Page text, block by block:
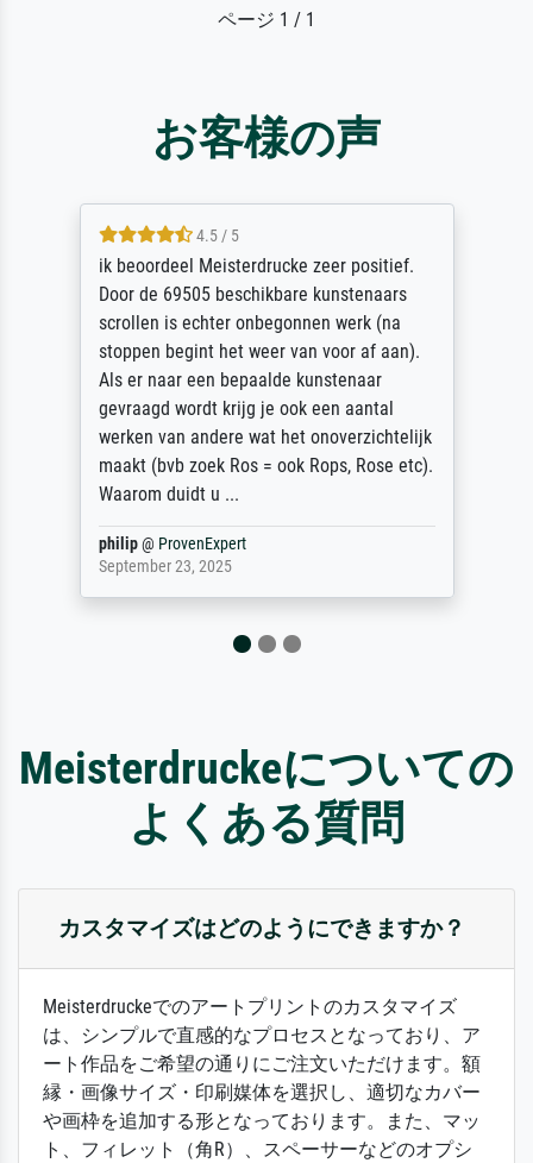
ページ 1 / 1
お客様の声
4.5 / 5
ik beoordeel Meisterdrucke zeer positief.
Door de 69505 beschikbare kunstenaars
scrollen is echter onbegonnen werk (na
stoppen begint het weer van voor af aan).
Als er naar een bepaalde kunstenaar
gevraagd wordt krijg je ook een aantal
werken van andere wat het onoverzichtelijk
maakt (bvb zoek Ros = ook Rops, Rose etc).
Waarom duidt u ...
@ProvenExpert
September 23, 2025
Meisterdruckeについての
よくある質問
カスタマイズはどのようにできますか？
Meisterdruckeでのアートプリントのカスタマイズ
は、シンプルで直感的なプロセスとなっており、ア
ート作品をご希望の通りにご注文いただけます。額
縁・画像サイズ・印刷媒体を選択し、適切なカバー
や画枠を追加する形となっております。また、マッ
ト、フィレット（角R）、スペーサーなどのオプシ